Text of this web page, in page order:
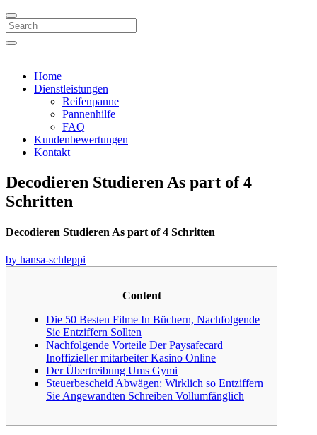
Search
Home
Dienstleistungen
Reifenpanne
Pannenhilfe
FAQ
Kundenbewertungen
Kontakt
Decodieren Studieren As part of 4
Schritten
Decodieren Studieren As part of 4 Schritten
by hansa-schleppi
Content
Die 50 Besten Filme In Büchern, Nachfolgende
Sie Entziffern Sollten
Nachfolgende Vorteile Der Paysafecard
Inoffizieller mitarbeiter Kasino Online
Der Übertreibung Ums Gymi
Steuerbescheid Abwägen: Wirklich so Entziffern
Sie Angewandten Schreiben Vollumfänglich